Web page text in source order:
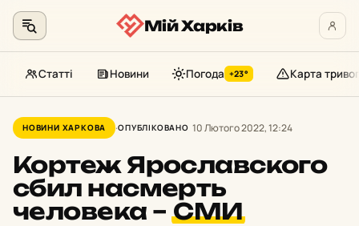
до
контенту
Мій Харків
Статті Новини Погода +23° Карта тривог
НОВИНИ ХАРКОВА ОПУБЛІКОВАНО 10 Лютого 2022, 12:24
Кортеж Ярославского
сбил насмерть
человека – СМИ